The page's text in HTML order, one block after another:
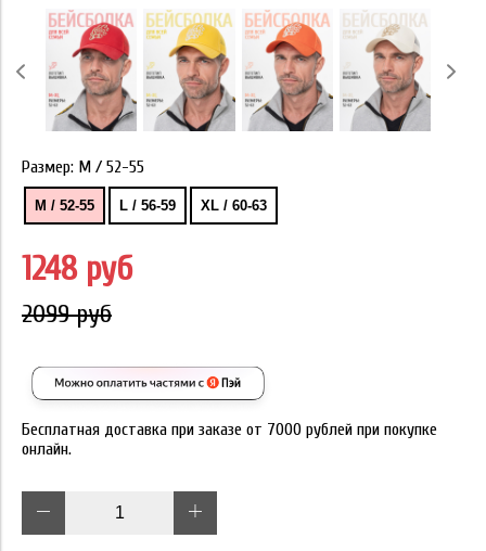
Размер: M / 52-55
M / 52-55 L / 56-59 XL / 60-63
1248 руб
2099 руб
Бесплатная доставка при заказе от 7000 рублей при покупке
онлайн.